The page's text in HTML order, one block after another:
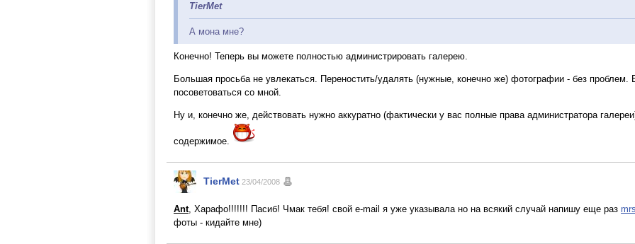
TierMet
А мона мне?
Конечно! Теперь вы можете полностью администрировать галерею.
Большая просьба не увлекаться. Переностить/удалять (нужные, конечно же) фотографии - без
посоветоваться со мной.
Ну и, конечно же, действовать нужно аккуратно (фактически у вас полные права администратора
содержимое.
TierMet 23/04/2008
Ant, Харафо!!!!!!! Пасиб! Чмак тебя! свой e-mail я уже указывала но на всякий случай напишу еще раз
фоты - кидайте мне)